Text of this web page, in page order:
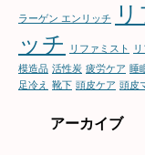
ラーゲン エンリッチ
ッチ
リファミスト
模造品 活性炭 疲労ケア 睡
足冷え 靴下 頭皮ケア 頭皮
アーカイブ